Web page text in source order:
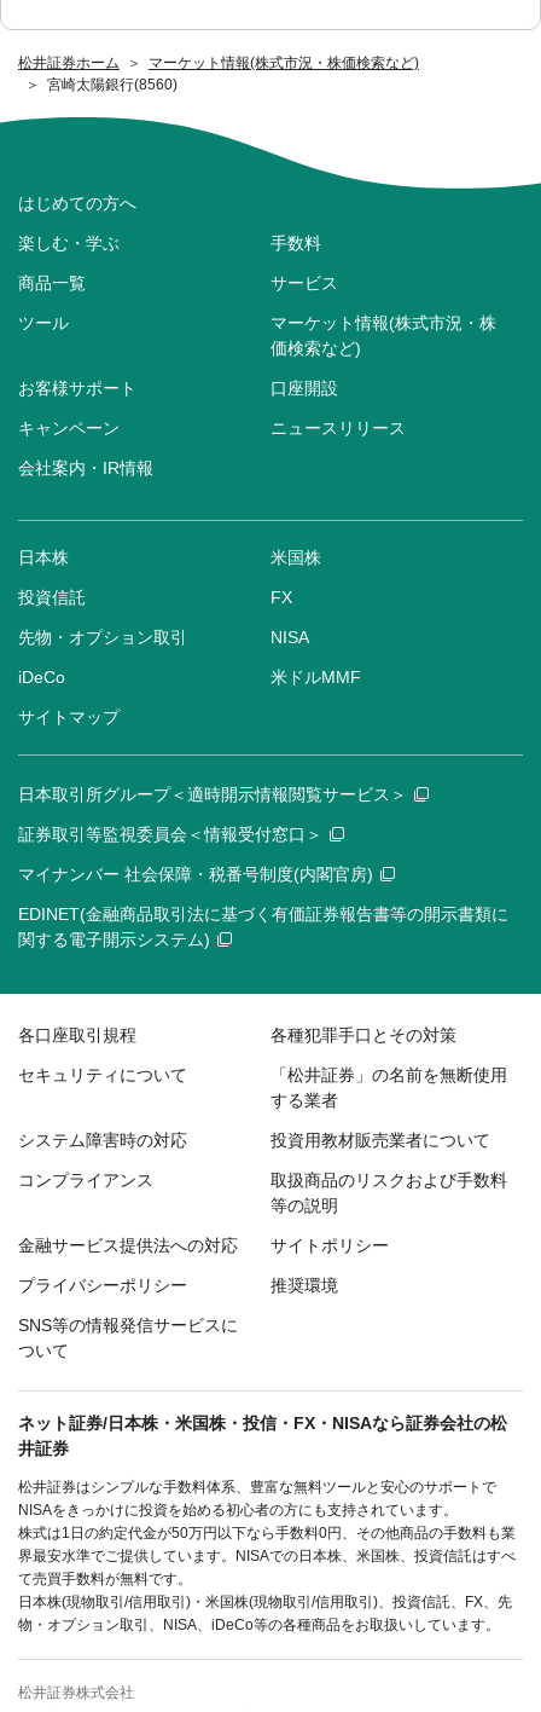
松井証券ホーム
マーケット情報(株式市況・株価検索など)
宮崎太陽銀行(8560)
はじめての方へ
楽しむ・学ぶ 手数料
商品一覧 サービス
ツール
マーケット情報(株式市況・株
価検索など)
お客様サポート 口座開設
キャンペーン ニュースリリース
会社案内・IR情報
日本株 米国株
投資信託 FX
先物・オプション取引 NISA
iDeCo 米ドルMMF
サイトマップ
日本取引所グループ＜適時開示情報閲覧サービス＞
証券取引等監視委員会＜情報受付窓口＞
マイナンバー 社会保障・税番号制度(内閣官房)
EDINET(金融商品取引法に基づく有価証券報告書等の開示書類に
関する電子開示システム)
各口座取引規程 各種犯罪手口とその対策
セキュリティについて
「松井証券」の名前を無断使用
する業者
システム障害時の対応 投資用教材販売業者について
コンプライアンス
取扱商品のリスクおよび手数料
等の説明
金融サービス提供法への対応 サイトポリシー
プライバシーポリシー 推奨環境
SNS等の情報発信サービスに
ついて
ネット証券/日本株・米国株・投信・FX・NISAなら証券会社の松
井証券
松井証券はシンプルな手数料体系、豊富な無料ツールと安心のサポートで
NISAをきっかけに投資を始める初心者の方にも支持されています。
株式は1日の約定代金が50万円以下なら手数料0円、その他商品の手数料も業
界最安水準でご提供しています。NISAでの日本株、米国株、投資信託はすべ
て売買手数料が無料です。
日本株(現物取引/信用取引)・米国株(現物取引/信用取引)、投資信託、FX、先
物・オプション取引、NISA、iDeCo等の各種商品をお取扱いしています。
松井証券株式会社